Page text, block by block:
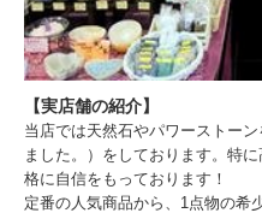
【実店舗の紹介】
当店では天然石やパワーストー
ました。）をしております。特
格に自信をもっております！
定番の人気商品から、1点物の希